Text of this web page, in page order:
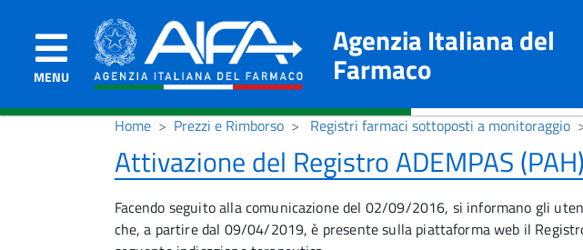
MENU
Agenzia Italiana del
Farmaco
Home Prezzi e Rimborso Registri farmaci sottoposti a monitoraggio
Attivazione del Registro ADEMPAS (PAH)
Facendo seguito alla comunicazione del 02/09/2016, si informano gli
che, a partire dal 09/04/2019, è presente sulla piattaforma web il